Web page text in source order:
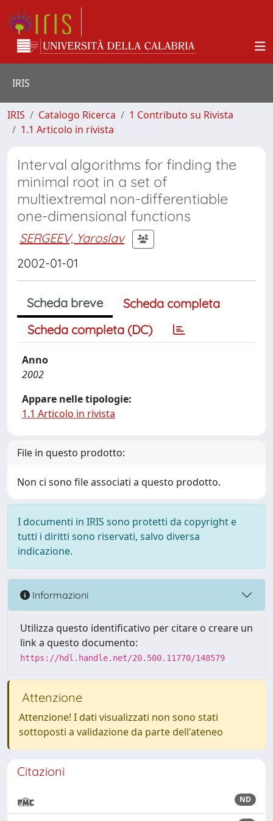
IRIS
IRIS Catalogo Ricerca
1 Contributo su Rivista
1.1 Articolo in rivista
Interval algorithms for finding the
minimal root in a set of
multiextremal non-differentiable
one-dimensional functions
SERGEEV, Yaroslav
2002-01-01
Scheda breve
Scheda completa
Scheda completa (DC)
Anno
2002
Appare nelle tipologie:
1.1 Articolo in rivista
File in questo prodotto:
Non ci sono file associati a questo prodotto.
I documenti in IRIS sono protetti da copyright e
tutti i diritti sono riservati, salvo diversa
indicazione.
Informazioni
Utilizza questo identificativo per citare o creare un
link a questo documento:
https://hdl.handle.net/20.500.11770/148579
Attenzione
Attenzione! I dati visualizzati non sono stati
sottoposti a validazione da parte dell'ateneo
Citazioni
ND